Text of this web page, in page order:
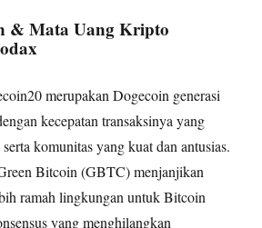
& Mata Uang Kripto
merupakan Dogecoin generasi
kecepatan transaksinya yang
komunitas yang kuat dan antusias.
Bitcoin (GBTC) menjanjikan
ramah lingkungan untuk Bitcoin
yang menghilangkan